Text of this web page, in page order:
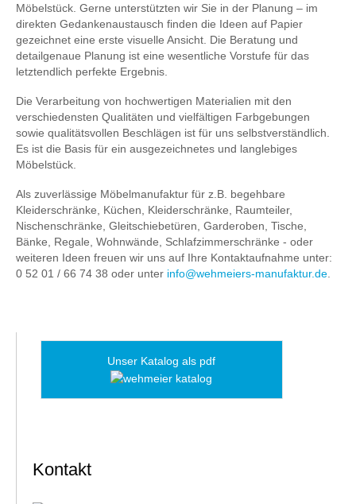
Möbelstück. Gerne unterstützten wir Sie in der Planung – im
direkten Gedankenaustausch finden die Ideen auf Papier
gezeichnet eine erste visuelle Ansicht. Die Beratung und
detailgenaue Planung ist eine wesentliche Vorstufe für das
letztendlich perfekte Ergebnis.
Die Verarbeitung von hochwertigen Materialien mit den
verschiedensten Qualitäten und vielfältigen Farbgebungen
sowie qualitätsvollen Beschlägen ist für uns selbstverständlich.
Es ist die Basis für ein ausgezeichnetes und langlebiges
Möbelstück.
Als zuverlässige Möbelmanufaktur für z.B. begehbare
Kleiderschränke, Küchen, Kleiderschränke, Raumteiler,
Nischenschränke, Gleitschiebetüren, Garderoben, Tische,
Bänke, Regale, Wohnwände, Schlafzimmerschränke - oder
weiteren Ideen freuen wir uns auf Ihre Kontaktaufnahme unter:
0 52 01 / 66 74 38 oder unter info@wehmeiers-manufaktur.de.
Unser Katalog als pdf
Kontakt